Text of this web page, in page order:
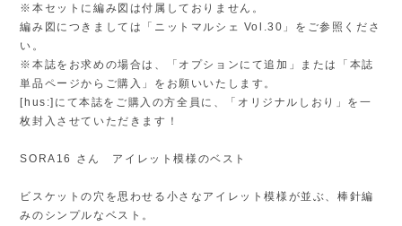
※本セットに編み図は付属しておりません。
編み図につきましては「ニットマルシェ Vol.30」をご参照くださ
い。
※本誌をお求めの場合は、「オプションにて追加」または「本誌
単品ページからご購入」をお願いいたします。
[hus:]にて本誌をご購入の方全員に、「オリジナルしおり」を一
枚封入させていただきます！
SORA16 さん アイレット模様のベスト
ビスケットの穴を思わせる小さなアイレット模様が並ぶ、棒針編
みのシンプルなベスト。